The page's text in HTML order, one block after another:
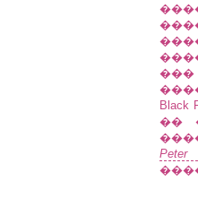
���
Black
��
Peter